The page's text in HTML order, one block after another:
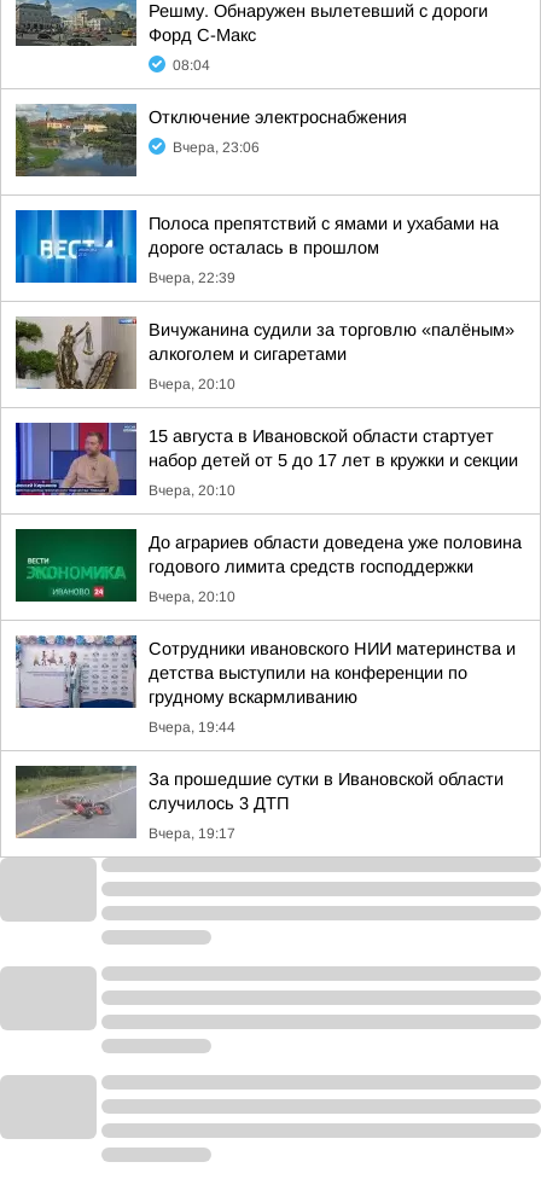
Решму. Обнаружен вылетевший с дороги
Форд С-Макс
08:04
Отключение электроснабжения
Вчера, 23:06
Полоса препятствий с ямами и ухабами на
дороге осталась в прошлом
Вчера, 22:39
Вичужанина судили за торговлю «палёным»
алкоголем и сигаретами
Вчера, 20:10
15 августа в Ивановской области стартует
набор детей от 5 до 17 лет в кружки и секции
Вчера, 20:10
До аграриев области доведена уже половина
годового лимита средств господдержки
Вчера, 20:10
Сотрудники ивановского НИИ материнства и
детства выступили на конференции по
грудному вскармливанию
Вчера, 19:44
За прошедшие сутки в Ивановской области
случилось 3 ДТП
Вчера, 19:17